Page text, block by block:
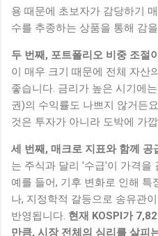
용 때문에 초보자가 감당하기
수를 추종하는 상품을 통해 감
두 번째, 포트폴리오 비중 조절
이 매우 크기 때문에 전체 자산
좋습니다. 금리가 높은 시기에
권)의 수익률도 나쁘지 않거든
것은 투자가 아니라 도박에 가
세 번째, 매크로 지표와 함께 공
는 주식과 달리 '수급'이 가격을
예를 들어, 기후 변화로 인해 특
나, 지정학적 갈등으로 송유관
반영됩니다. 현재 KOSPI가
만큼, 시장 전체의 심리를 살피